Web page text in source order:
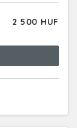
2 500 HUF